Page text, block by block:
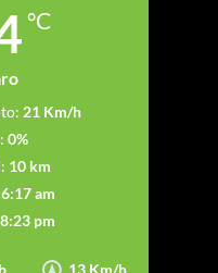
°C
13 Km/h
21 Km/h
0%
10 km
6:17 am
8:23 pm